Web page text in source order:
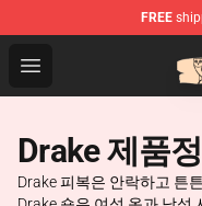
FREE
Open menu
Drake Shop -
Drake 제품
Drake 피복은 안락하고 튼